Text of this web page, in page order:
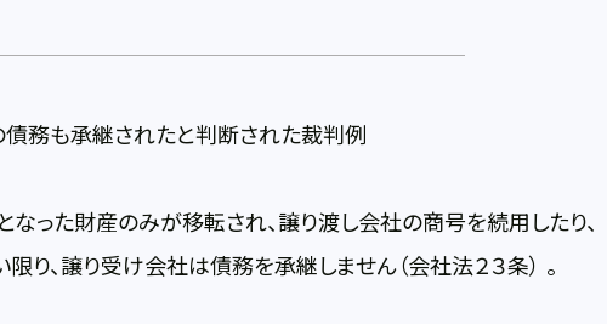
務も承継されたと判断された裁判例
った財産のみが移転され、譲り渡し会社の商号を続用したり、
り、譲り受け会社は債務を承継しません（会社法２３条） 。